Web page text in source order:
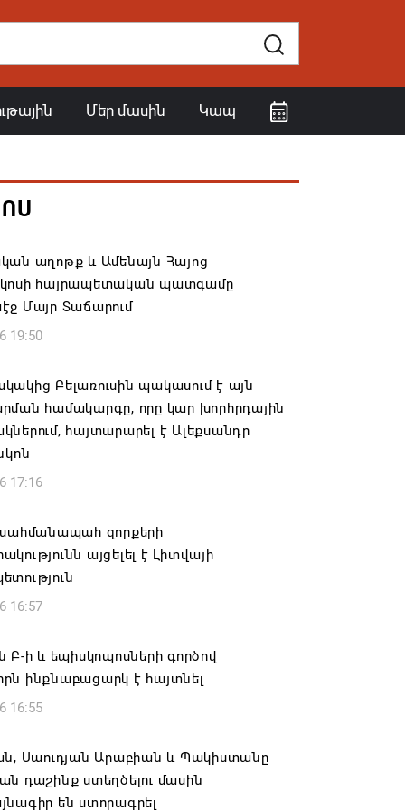
Մեր մասին Կապ
աղոթք և Ամենայն Հայոց
հայրապետական պատգամը
Մայր Տաճարում
19:50
Բելառուսին պակասում է այն
համակարգը, որը կար խորհրդային
հայտարարել է Ալեքսանդր
17:16
զորքերի
այցելել է Լիտվայի
16:57
Բ-ի և եպիսկոպոսների գործով
ինքնաբացարկ է հայտնել
16:55
Սաուդյան Արաբիան և Պակիստանը
դաշինք ստեղծելու մասին
են ստորագրել